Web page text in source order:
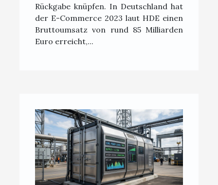
Rückgabe knüpfen. In Deutschland hat
der E-Commerce 2023 laut HDE einen
Bruttoumsatz von rund 85 Milliarden
Euro erreicht,...